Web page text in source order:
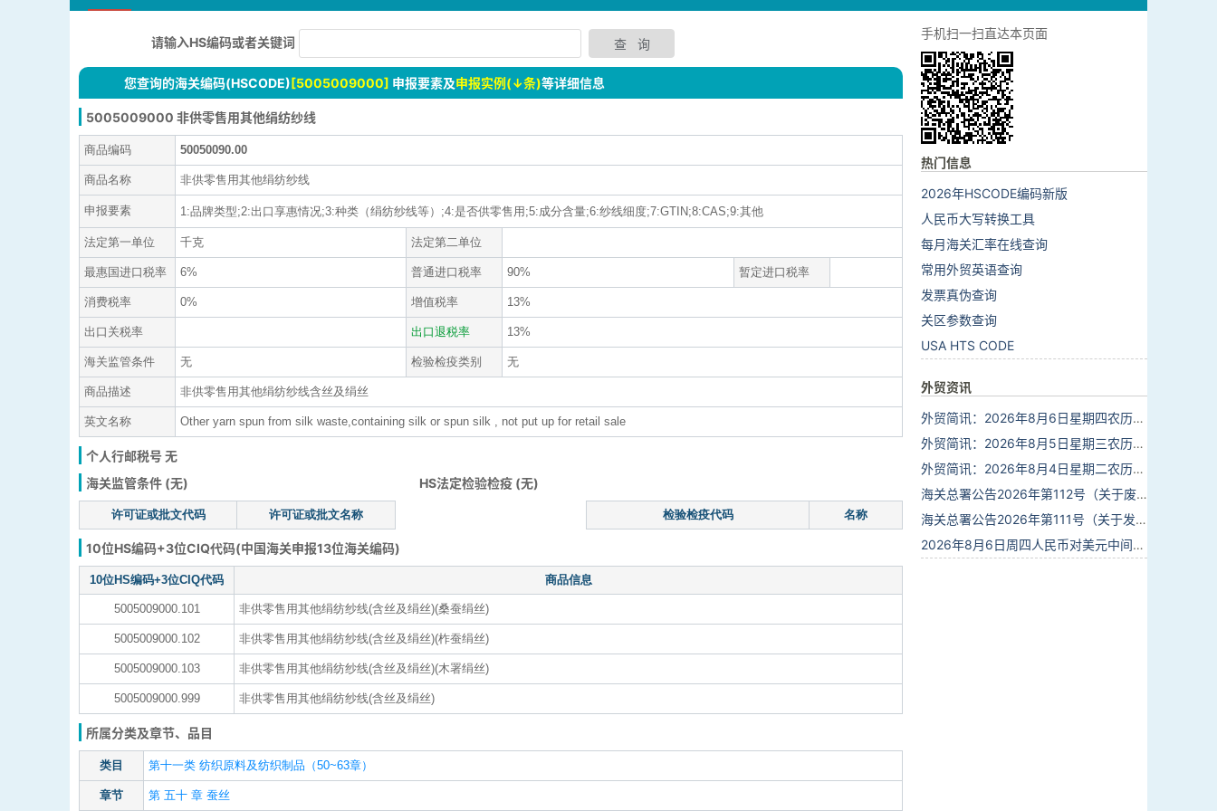
请输入HS编码或者关键词
您查询的海关编码(HSCODE)[5005009000] 申报要素及申报实例(↓条)等详细信息
5005009000 非供零售用其他绢纺纱线
商品编码 50050090.00
商品名称 非供零售用其他绢纺纱线
申报要素 1:品牌类型;2:出口享惠情况;3:种类（绢纺纱线等）;4:是否供零售用;5:成分含量;6:纱线细度;7:GTIN;8:CAS;9:其他
法定第一单位 千克 法定第二单位
最惠国进口税率 6% 普通进口税率 90% 暂定进口税率
消费税率 0% 增值税率 13%
出口关税率 出口退税率 13%
海关监管条件 无 检验检疫类别 无
商品描述 非供零售用其他绢纺纱线含丝及绢丝
英文名称 Other yarn spun from silk waste,containing silk or spun silk , not put up for retail sale
个人行邮税号 无
海关监管条件 (无)
HS法定检验检疫 (无)
许可证或批文代码 许可证或批文名称 检验检疫代码 名称
10位HS编码+3位CIQ代码(中国海关申报13位海关编码)
10位HS编码+3位CIQ代码 商品信息
5005009000.101 非供零售用其他绢纺纱线(含丝及绢丝)(桑蚕绢丝)
5005009000.102 非供零售用其他绢纺纱线(含丝及绢丝)(柞蚕绢丝)
5005009000.103 非供零售用其他绢纺纱线(含丝及绢丝)(木署绢丝)
5005009000.999 非供零售用其他绢纺纱线(含丝及绢丝)
所属分类及章节、品目
类目 第十一类 纺织原料及纺织制品（50~63章）
章节 第 五十 章 蚕丝
手机扫一扫直达本页面
热门信息
2026年HSCODE编码新版
人民币大写转换工具
每月海关汇率在线查询
常用外贸英语查询
发票真伪查询
关区参数查询
USA HTS CODE
外贸资讯
外贸简讯：2026年8月6日星期四农历六月廿四
外贸简讯：2026年8月5日星期三农历六月廿三
外贸简讯：2026年8月4日星期二农历六月廿二
海关总署公告2026年第112号（关于废止部分卫生检疫类规范性文件的公告）
海关总署公告2026年第111号（关于发布《进出境动植物检疫处理监督管理工作规定》《进出境卫生处理监督管理工作规定》的公告）
2026年8月6日周四人民币对美元中间价报6.7895调贬6个基点